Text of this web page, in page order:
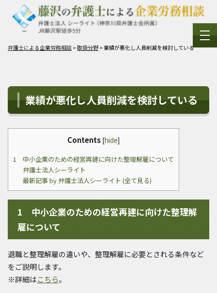
弁護士による企業労務相談 >取扱分野>業績が悪化し人員削減を検討している
業績が悪化し人員削減を検討している
Contents [hide]
1 中小企業のための経営再建に向けた整理解雇について
弁護士法人シーライト
最新記事 by 弁護士法人シーライト (全て見る)
1 中小企業のための経営再建に向けた整理解
雇について
退職と整理解雇の違いや、整理解雇に必要とされる条件など
をご説明します。
※詳細はこちら。